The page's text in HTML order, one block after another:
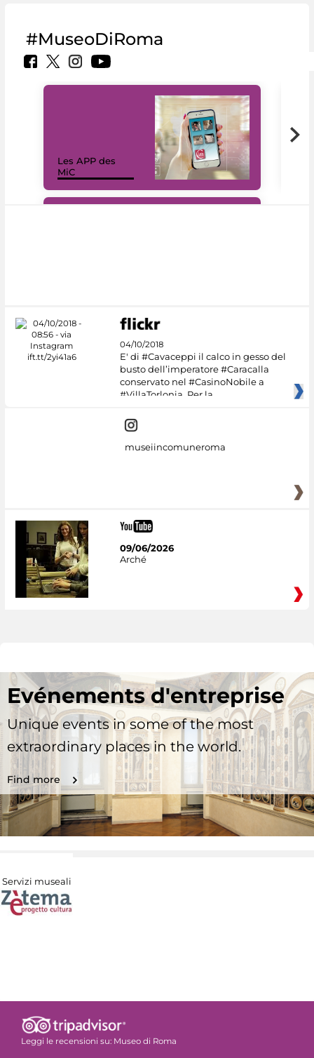
#MuseoDiRoma
Les APP des
MiC
04/10/2018
E' di #Cavaceppi il calco in gesso del
busto dell’imperatore #Caracalla
conservato nel #CasinoNobile a
#VillaTorlonia. Per la
museiincomuneroma
09/06/2026
Arché
Evénements d'entreprise
Unique events in some of the most
extraordinary places in the world.
Find more
Servizi museali
Leggi le recensioni su: Museo di Roma